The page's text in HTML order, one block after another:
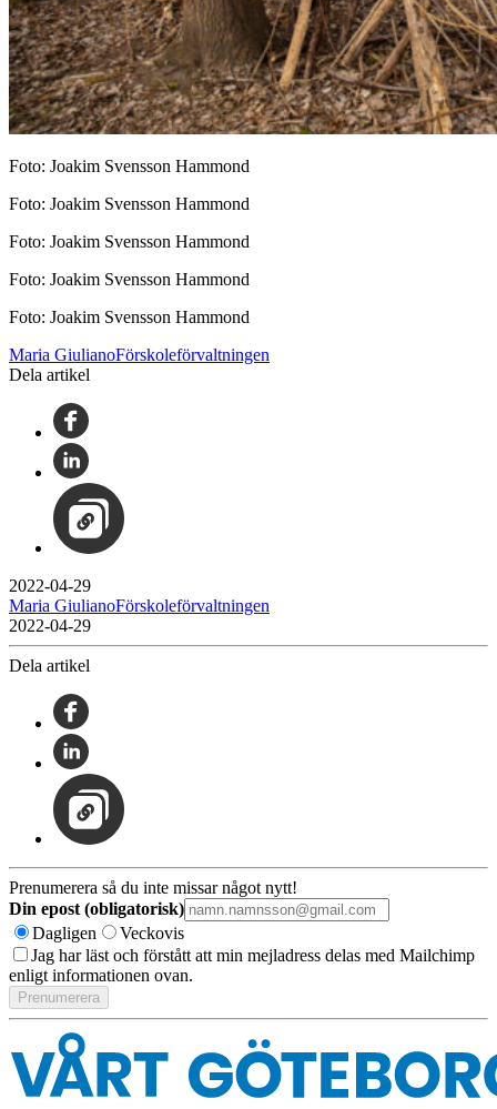
Foto: Joakim Svensson Hammond
Foto: Joakim Svensson Hammond
Foto: Joakim Svensson Hammond
Foto: Joakim Svensson Hammond
Foto: Joakim Svensson Hammond
Maria GiulianoFörskoleförvaltningen
Dela artikel
2022-04-29
Maria GiulianoFörskoleförvaltningen
2022-04-29
Dela artikel
Prenumerera så du inte missar något nytt!
Din epost (obligatorisk)
Dagligen
Veckovis
Jag har läst och förstått att min mejladress delas med Mailchimp
enligt informationen ovan.